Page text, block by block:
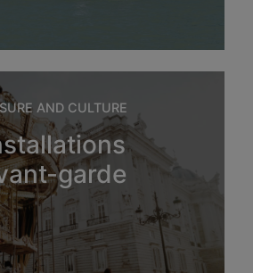
AND CULTURE
garde